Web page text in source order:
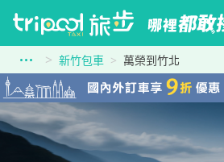
新竹包車 萬榮到竹北